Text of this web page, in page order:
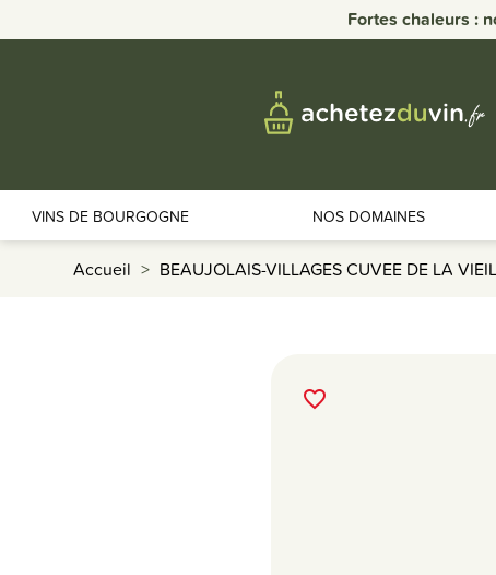
Fortes chaleurs :
VINS DE BOURGOGNE NOS DOMAINES
Accueil BEAUJOLAIS-VILLAGES CUVEE DE LA
favorite_border